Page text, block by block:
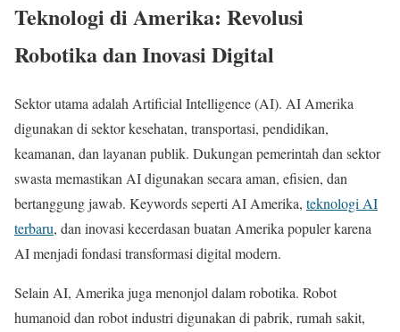
Teknologi di Amerika: Revolusi
Robotika dan Inovasi Digital
Sektor utama adalah Artificial Intelligence (AI). AI Amerika
digunakan di sektor kesehatan, transportasi, pendidikan,
keamanan, dan layanan publik. Dukungan pemerintah dan sektor
swasta memastikan AI digunakan secara aman, efisien, dan
bertanggung jawab. Keywords seperti AI Amerika, teknologi AI
terbaru, dan inovasi kecerdasan buatan Amerika populer karena
AI menjadi fondasi transformasi digital modern.
Selain AI, Amerika juga menonjol dalam robotika. Robot
humanoid dan robot industri digunakan di pabrik, rumah sakit,